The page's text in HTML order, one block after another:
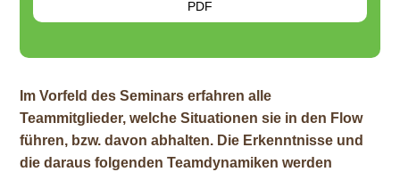
PDF
Im Vorfeld des Seminars erfahren alle
Teammitglieder, welche Situationen sie in den Flow
führen, bzw. davon abhalten. Die Erkenntnisse und
die daraus folgenden Teamdynamiken werden